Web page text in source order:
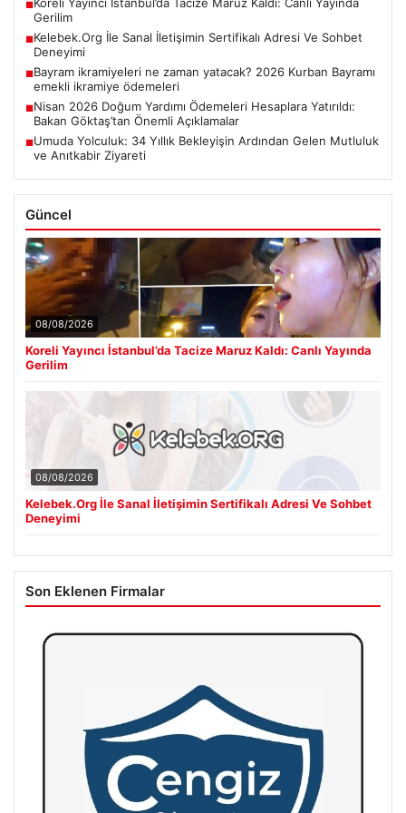
■
Gerilim
■Kelebek.Org İle Sanal İletişimin Sertifikalı Adresi Ve Sohbet
Deneyimi
■Bayram ikramiyeleri ne zaman yatacak? 2026 Kurban Bayramı
emekli ikramiye ödemeleri
■Nisan 2026 Doğum Yardımı Ödemeleri Hesaplara Yatırıldı:
Bakan Göktaş’tan Önemli Açıklamalar
■Umuda Yolculuk: 34 Yıllık Bekleyişin Ardından Gelen Mutluluk
ve Anıtkabir Ziyareti
Güncel
08/08/2026
Koreli Yayıncı İstanbul’da Tacize Maruz Kaldı: Canlı Yayında
Gerilim
08/08/2026
Kelebek.Org İle Sanal İletişimin Sertifikalı Adresi Ve Sohbet
Deneyimi
Son Eklenen Firmalar